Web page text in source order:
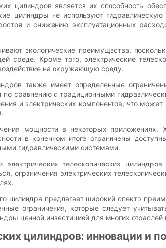
цилиндров является их способность
цилиндры не используют
и снижению эксплуатационных
экологические преимущества,
среде. Кроме того, электрические
на окружающую среду.
также имеет определенные
сравнению с традиционными
и электрических компонентов, что
мощности в некоторых приложениях.
в конечном итоге ограничены
гидравлическими системами.
электрических телескопических
ограничения электрических
цилиндра предлагает широкий спектр
ограничения, которые следует
ценной инвестицией для многих
цилиндров: инновации и